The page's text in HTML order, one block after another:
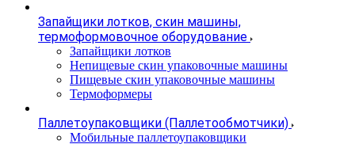
Запайщики лотков, скин машины,
термоформовочное оборудование
Запайщики лотков
Непищевые скин упаковочные машины
Пищевые скин упаковочные машины
Термоформеры
Паллетоупаковщики (Паллетообмотчики)
Мобильные паллетоупаковщики